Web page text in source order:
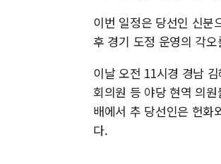
이번 일정은 당선인 신분
후 경기 도정 운영의 각
이날 오전 11시경 경남
회의원 등 야당 현역 의
배에서 추 당선인은 헌화
다.